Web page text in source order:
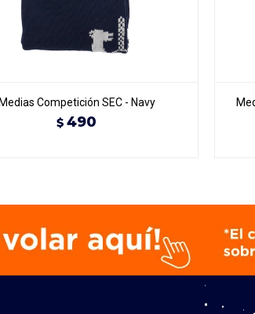
Medias Competición SEC - Navy
$ 490